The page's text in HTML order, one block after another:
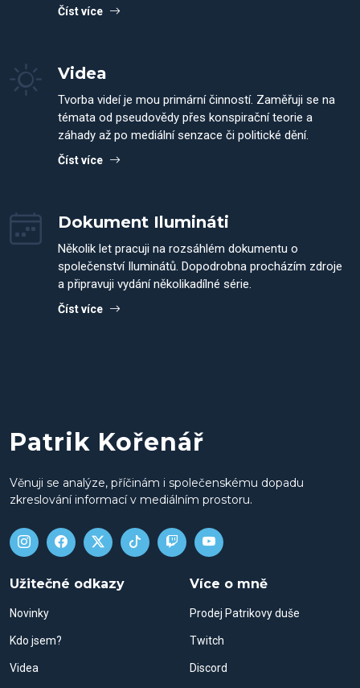
Číst více
Videa
Tvorba videí je mou primární činností. Zaměřuji se na
témata od pseudovědy přes konspirační teorie a
záhady až po mediální senzace či politické dění.
Číst více
Dokument Ilumináti
Několik let pracuji na rozsáhlém dokumentu o
společenství Iluminátů. Dopodrobna procházím zdroje
a připravuji vydání několikadílné série.
Číst více
Patrik Kořenář
Věnuji se analýze, příčinám i společenskému dopadu
zkreslování informací v mediálním prostoru.
Užitečné odkazy
Novinky
Kdo jsem?
Videa
Více o mně
Prodej Patrikovy duše
Twitch
Discord